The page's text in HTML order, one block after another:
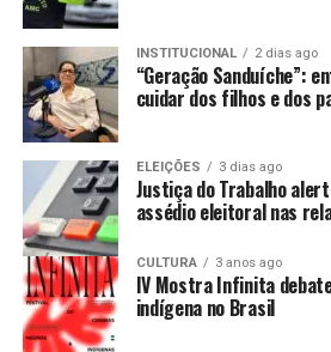
INSTITUCIONAL 2 dias ago
“Geração Sanduíche”:
cuidar dos filhos e dos
ELEIÇÕES 3 dias ago
Justiça do Trabalho
assédio eleitoral nas
CULTURA 3 anos ago
IV Mostra Infinita
indígena no Brasil